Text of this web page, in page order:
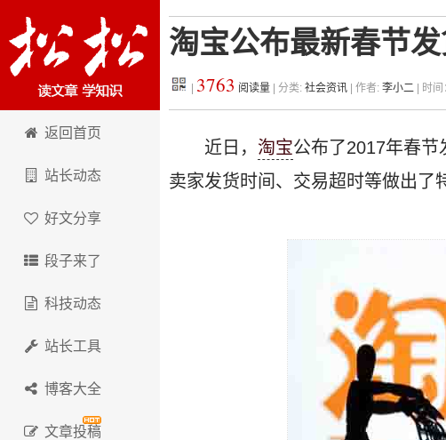
松松科技
返回首页
站长动态
好文分享
段子来了
科技动态
站长工具
博客大全
文章投稿
淘宝公布最新春节
3763 阅读量 | 分类: 社会资讯 | 作者: 李小二 | 时
近日， 淘宝公布了2017年春节
卖家发货时间、交易超时等做出了